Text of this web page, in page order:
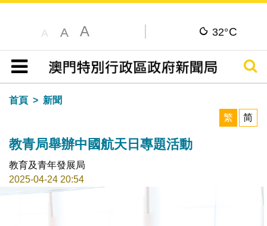
A A A 32°C
目錄
搜尋
首頁
新聞
繁
简
教青局舉辦中國航天日專題活動
教育及青年發展局
2025-04-24 20:54